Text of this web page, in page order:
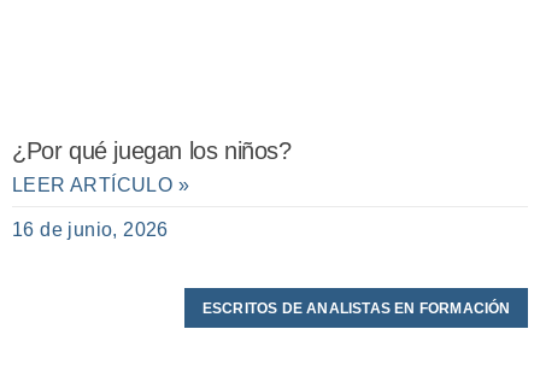
¿Por qué juegan los niños?
LEER ARTÍCULO »
16 de junio, 2026
ESCRITOS DE ANALISTAS EN FORMACIÓN